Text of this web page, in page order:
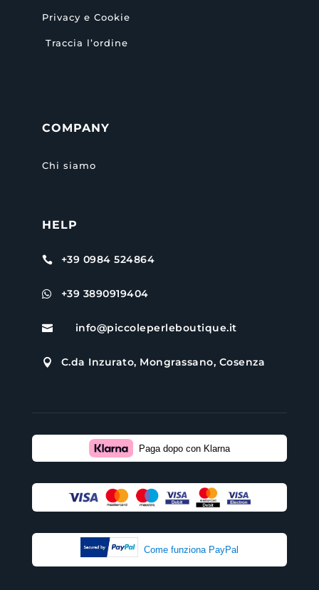
Privacy e Cookie
Traccia l’ordine
COMPANY
Chi siamo
HELP
 +39 0984 524864
 +39 3890919404
 info@piccoleperleboutique.it
 C.da Inzurato, Mongrassano, Cosenza
Paga dopo con Klarna
Come funziona PayPal